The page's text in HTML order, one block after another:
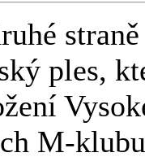
ples,
M-